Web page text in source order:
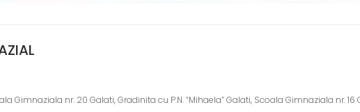
Gimnaziala nr. 20 Galati, Gradinita cu P.N. “Mihaela” Galati, Scoala Gimnaziala nr. 16